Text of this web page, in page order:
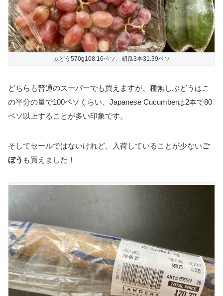
ぶどう570g108.16ペソ、胡瓜3本31.39ペソ
どちらも普通のスーパーでも買えますが、種無しぶどうはこ
の半分の量で100ペソくらい、Japanese Cucumberは2本で80
ペソ以上することが多い印象です。
そしてセールではないけれど、入荷していることが少ないご
ぼう も買えました！